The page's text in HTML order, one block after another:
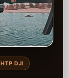
DJI